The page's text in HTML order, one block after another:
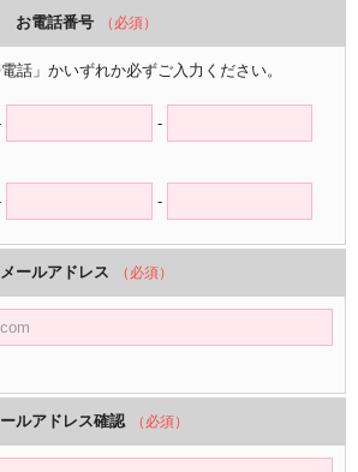
お電話番号 （必須）
話」かいずれか必ずご入力ください。
-
-
メールアドレス （必須）
ルアドレス確認 （必須）